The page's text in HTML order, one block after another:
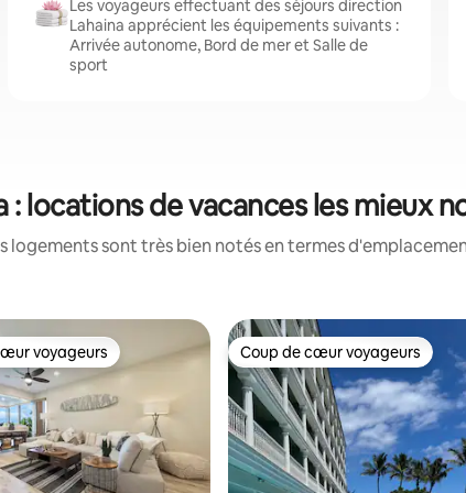
Les voyageurs effectuant des séjours direction
Lahaina apprécient les équipements suivants :
Arrivée autonome, Bord de mer et Salle de
sport
: locations de vacances les mieux
logements sont très bien notés en termes
voyageurs les plus appréciés
voyageurs Coup de cœur voyageurs
Coup de cœur voyageurs